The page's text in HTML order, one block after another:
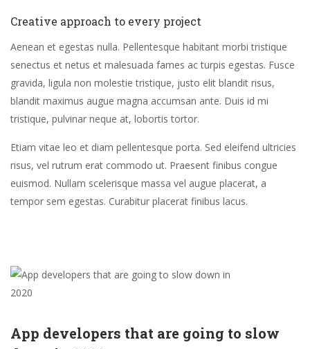
Creative approach to every project
Aenean et egestas nulla. Pellentesque habitant morbi tristique
senectus et netus et malesuada fames ac turpis egestas. Fusce
gravida, ligula non molestie tristique, justo elit blandit risus,
blandit maximus augue magna accumsan ante. Duis id mi
tristique, pulvinar neque at, lobortis tortor.
Etiam vitae leo et diam pellentesque porta. Sed eleifend ultricies
risus, vel rutrum erat commodo ut. Praesent finibus congue
euismod. Nullam scelerisque massa vel augue placerat, a
tempor sem egestas. Curabitur placerat finibus lacus.
App developers that are going to slow